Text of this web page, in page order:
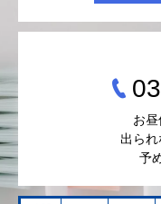
お
出ら
予